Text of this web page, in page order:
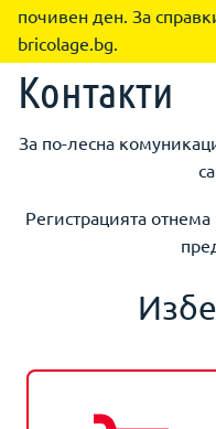
почивен ден. За
bricolage.bg.
Контакти
За по-лесна
Регистрацията